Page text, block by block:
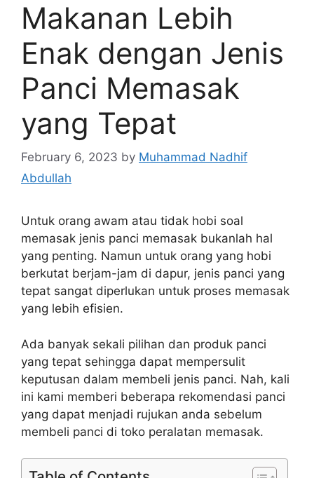
Makanan Lebih
Enak dengan Jenis
Panci Memasak
yang Tepat
February 6, 2023 by Muhammad Nadhif
Abdullah
Untuk orang awam atau tidak hobi soal
memasak jenis panci memasak bukanlah hal
yang penting. Namun untuk orang yang hobi
berkutat berjam-jam di dapur, jenis panci yang
tepat sangat diperlukan untuk proses memasak
yang lebih efisien.
Ada banyak sekali pilihan dan produk panci
yang tepat sehingga dapat mempersulit
keputusan dalam membeli jenis panci. Nah, kali
ini kami memberi beberapa rekomendasi panci
yang dapat menjadi rujukan anda sebelum
membeli panci di toko peralatan memasak.